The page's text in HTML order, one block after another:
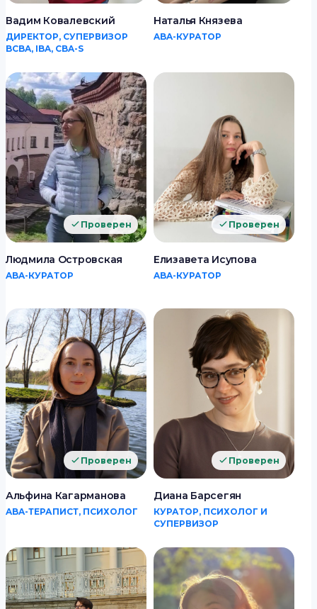
Вадим Ковалевский
ДИРЕКТОР, СУПЕРВИЗОР
BCBA, IBA, CBA-S
Наталья Князева
ABA-КУРАТОР
Проверен
Людмила Островская
ABA-КУРАТОР
Проверен
Елизавета Исупова
ABA-КУРАТОР
Проверен
Альфина Кагарманова
ABA-ТЕРАПИСТ, ПСИХОЛОГ
Проверен
Диана Барсегян
КУРАТОР, ПСИХОЛОГ И
СУПЕРВИЗОР